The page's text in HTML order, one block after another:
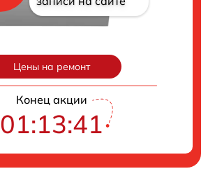
Цены на ремонт
Конец акции
01:13:40